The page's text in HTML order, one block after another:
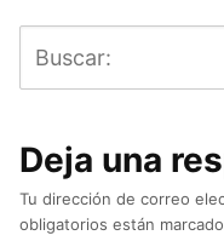
Deja una
Tu dirección de correo
obligatorios están